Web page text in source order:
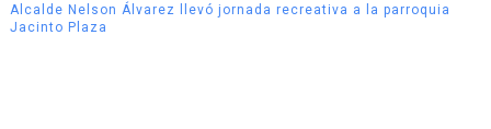
Alcalde Nelson Álvarez llevó jornada recreativa a la parroquia
Jacinto Plaza